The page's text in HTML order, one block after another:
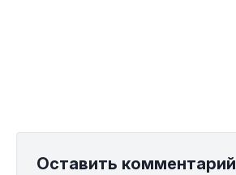
Оставить комментарий